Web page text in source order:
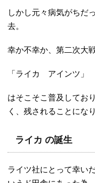
しかし元々病気がちだ
去。
幸か不幸か、第二次大
「ライカ アインツ」
はそこそこ普及してお
く、残されることにな
ライカ の誕生
ライツ社にとって幸い